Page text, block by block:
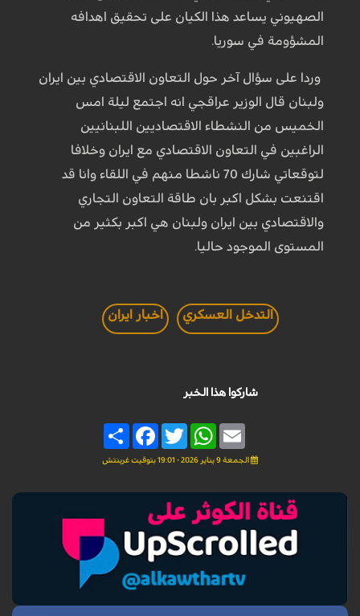
الصهيوني يساعد هذا الكيان على تحقيق اهدافه
المشؤومة في سوريا.
وردا على سؤال آخر حول التعاون الاقتصادي بين ايران
ولبنان قال الوزير عراقجي انه اجتمع ليلة امس
الخميس من النشطاء الاقتصاديين اللبنانيين
الراغبين في التعاون الاقتصادي مع ايران وخلافا
لتوقعاتي شارك 70 ناشطا منهم في اللقاء وانا قد
اقتنعت بشكل اكبر بان طاقة التعاون التجاري
والاقتصادي بين ايران ولبنان هي اكبر بكثير من
المستوى الموجود حاليا.
التدخل العسكري اخبار ايران
شاركوا هذا الخبر
Share
FacebookTwitter
WhatsAppEmail
الجمعة 9 يناير 2026 - 19:01 بتوقيت غرينتش